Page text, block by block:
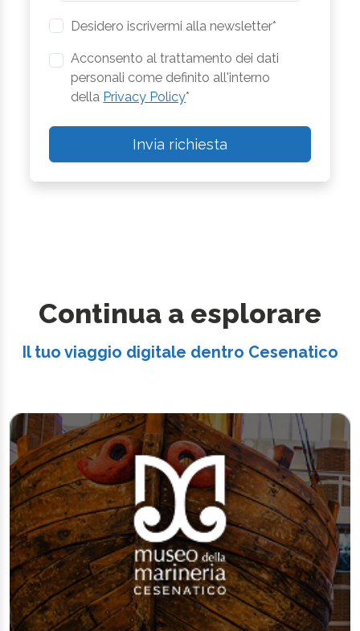
Desidero iscrivermi alla newsletter*
Acconsento al trattamento dei dati
personali come definito all'interno
della Privacy Policy*
Invia richiesta
Continua a esplorare
Il tuo viaggio digitale dentro Cesenatico